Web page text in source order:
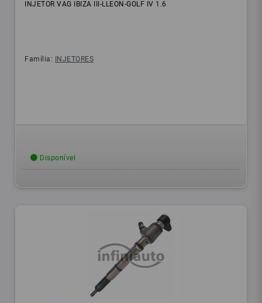
INJETOR VAG IBIZA III-LLEON-GOLF IV 1.6
Família: INJETORES
Disponível